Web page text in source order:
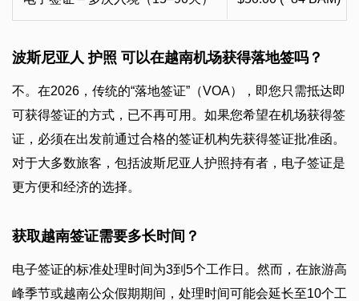
波斯尼亚人 护照 可以在越南机场获得落地签吗？
不。在2026，传统的“落地签证”（VOA），即您只需抵达即
可获得签证的方式，已不再可用。如果您希望在机场获得签
证，必须在出发前通过合格的签证机构先获得签证批准函。
对于大多数旅客，包括波斯尼亚人护照持有者，电子签证是
更方便和经济的选择。
获取越南签证需要多长时间？
电子签证的标准处理时间为3到5个工作日。然而，在旅游高
峰季节或越南公众假期期间，处理时间可能会延长至10个工